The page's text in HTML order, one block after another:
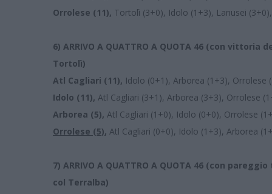
Orrolese (11), Tortolì (3+0), Idolo (1+3), Lanusei
6) ARRIVO A QUATTRO A QUOTA 46 (con
Tortolì)
Atl Cagliari (11), Idolo (0+1), Arborea (1+3), Orrolese
Idolo (11), Atl Cagliari (3+1), Arborea (3+3), Orrolese
Arborea (5), Atl Cagliari (1+0), Idolo (0+0), Orrolese
Orrolese (5), Atl Cagliari (0+0), Idolo (1+3), Arborea
7) ARRIVO A QUATTRO A QUOTA 46 (con
col Terralba)